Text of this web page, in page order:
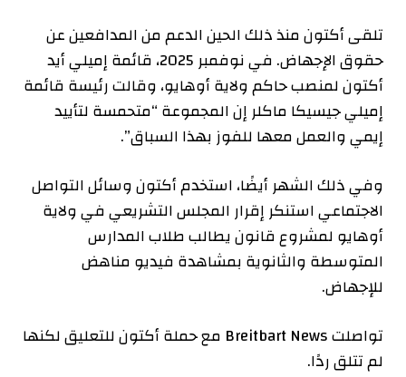
تلقى أكتون منذ ذلك الحين الدعم من المدافعين عن
حقوق الإجهاض. في نوفمبر 2025، قائمة إميلي
أيد
أكتون لمنصب حاكم ولاية أوهايو، وقالت رئيسة قائمة
إميلي جيسيكا ماكلر إن المجموعة “متحمسة لتأييد
إيمي والعمل معها للفوز بهذا السباق”.
وفي ذلك الشهر أيضًا، استخدم أكتون وسائل التواصل
الاجتماعياستنكرإقرار المجلس التشريعي في ولاية
أوهايو لمشروع قانون يطالب طلاب المدارس
المتوسطة والثانوية بمشاهدة فيديو مناهض
للإجهاض.
تواصلت Breitbart News مع حملة أكتون للتعليق لكنها
لم تتلق ردًا.